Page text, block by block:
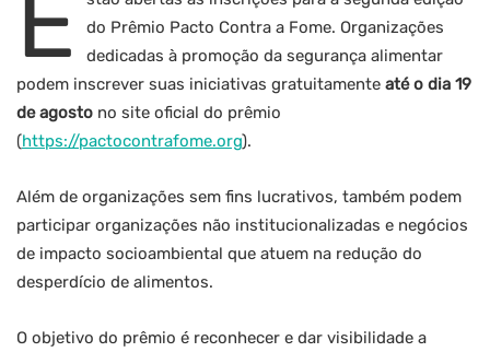
do Prêmio Pacto Contra a Fome. Organizações
dedicadas à promoção da segurança alimentar
podem inscrever suas iniciativas gratuitamente até o dia 19
de agosto no site oficial do prêmio
(https://pactocontrafome.org).
Além de organizações sem fins lucrativos, também podem
participar organizações não institucionalizadas e negócios
de impacto socioambiental que atuem na redução do
desperdício de alimentos.
O objetivo do prêmio é reconhecer e dar visibilidade a